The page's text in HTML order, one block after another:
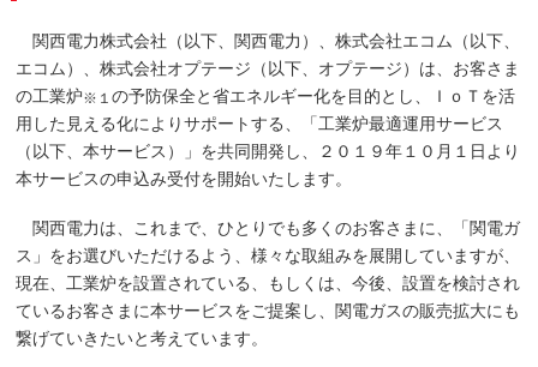
関西電力株式会社（以下、関西電力）、株式会社エコム（以下、
エコム）、株式会社オプテージ（以下、オプテージ）は、お客さま
の工業炉※１の予防保全と省エネルギー化を目的とし、ＩｏＴを活
用した見える化によりサポートする、「工業炉最適運用サービス
（以下、本サービス）」を共同開発し、２０１９年１０月１日より
本サービスの申込み受付を開始いたします。
関西電力は、これまで、ひとりでも多くのお客さまに、「関電ガ
ス」をお選びいただけるよう、様々な取組みを展開していますが、
現在、工業炉を設置されている、もしくは、今後、設置を検討され
ているお客さまに本サービスをご提案し、関電ガスの販売拡大にも
繋げていきたいと考えています。